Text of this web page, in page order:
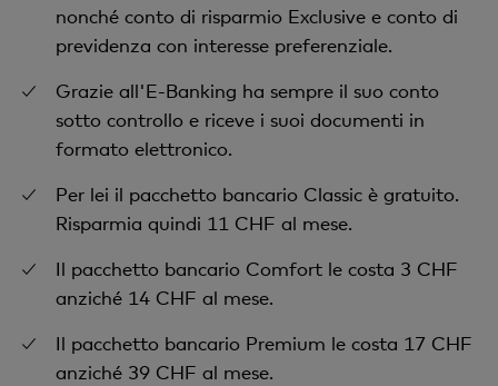
nonché conto di risparmio Exclusive e conto di
previdenza con interesse preferenziale.
Grazie all'E-Banking ha sempre il suo conto
sotto controllo e riceve i suoi documenti in
formato elettronico.
Per lei il pacchetto bancario Classic è gratuito.
Risparmia quindi 11 CHF al mese.
Il pacchetto bancario Comfort le costa 3 CHF
anziché 14 CHF al mese.
Il pacchetto bancario Premium le costa 17 CHF
anziché 39 CHF al mese.